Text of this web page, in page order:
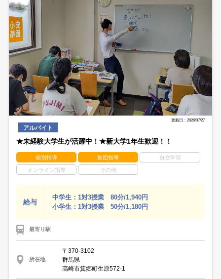
更新日：2026/07/27
アルバイト
★未経験大学生が活躍中！★新大学1年生歓迎！！
個別指導 集団指導 自立学習
オンライン指導 その他
給与
中学生：1対3授業 80分/1,940円
小学生：1対3授業 50分/1,180円
最寄り駅
所在地
〒370-3102
群馬県
高崎市箕郷町生原572-1